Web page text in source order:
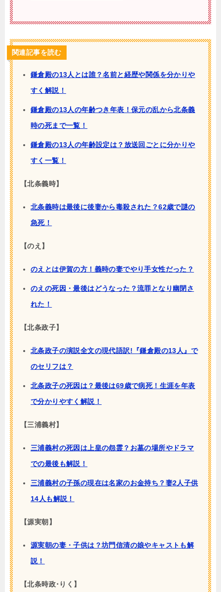
関連記事を読む
鎌倉殿の13人とは誰？名前と経歴や関係を分かりや
すく解説！
鎌倉殿の13人の年齢つき年表！保元の乱から北条義
時の死まで一覧！
鎌倉殿の13人の年齢設定は？放送回ごとに分かりや
すく一覧！
【北条義時】
北条義時は最後に後妻から毒殺された？62歳で謎の
急死！
【のえ】
のえとは伊賀の方！義時の妻でやり手女性だった？
のえの死因・最後はどうなった？流罪となり幽閉さ
れた！
【北条政子】
北条政子の演説全文の現代語訳!『鎌倉殿の13人』で
のセリフは？
北条政子の死因は？最後は69歳で病死！生涯を年表
で分かりやすく解説！
【三浦義村】
三浦義村の死因は上皇の怨霊？お墓の場所やドラマ
での最後も解説！
三浦義村の子孫の現在は名家のお金持ち？妻2人子供
14人も解説！
【源実朝】
源実朝の妻・子供は？坊門信清の娘やキャストも解
説！
【北条時政･りく】